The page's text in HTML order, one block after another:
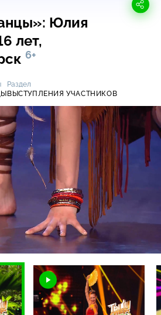
Юлия
лет,
6+
Раздел
ВЫСТУПЛЕНИЯ УЧАСТНИКОВ